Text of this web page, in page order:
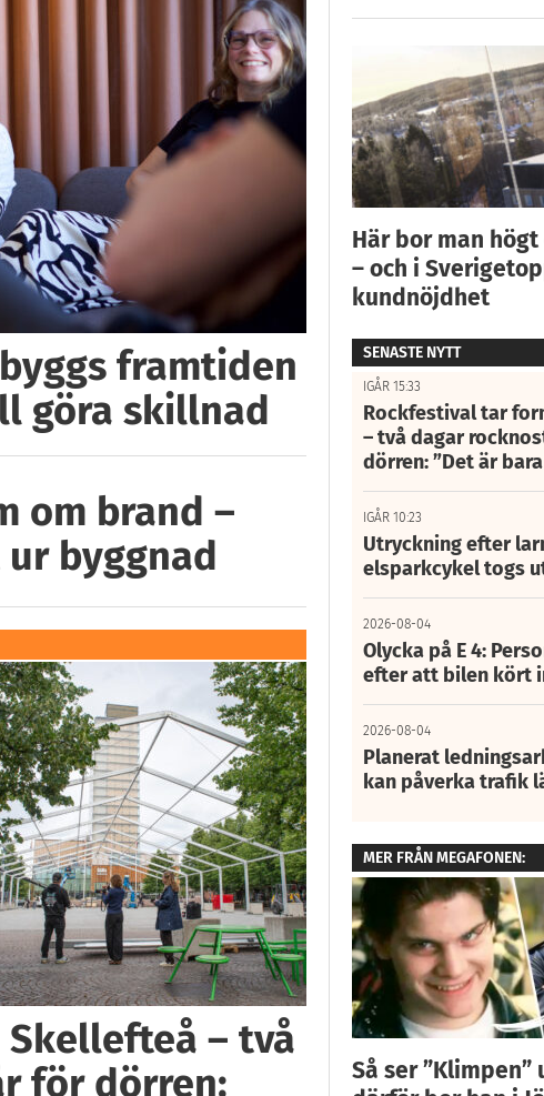
framtiden
göra skillnad
om brand –
byggnad
– två
för dörren:
Här bor man
– och i
kundnöjdhet
SENASTE NYTT
IGÅR 15:33
Rockfestival tar
– två dagar
dörren: ”Det är
IGÅR 10:23
Utryckning efter
elsparkcykel togs
2026-08-04
Olycka på E 4:
efter att bilen kört
2026-08-04
Planerat
kan påverka trafik
MER FRÅN MEGAFONEN:
Så ser ”Klimpen”